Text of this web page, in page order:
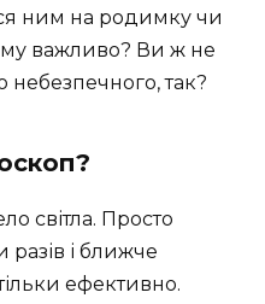
ним на родимку чи
важливо? Ви ж не
небезпечного, так?
світла. Просто
разів і ближче
ефективно.